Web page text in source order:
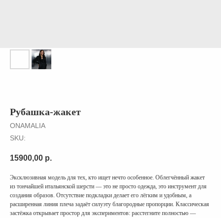
Рубашка-жакет
ONAMALIA
SKU:
15900,00 р.
Эксклюзивная модель для тех, кто ищет нечто особенное. Облегчённый жакет
из тончайшей итальянской шерсти — это не просто одежда, это инструмент для
создания образов. Отсутствие подкладки делает его лёгким и удобным, а
расширенная линия плеча задаёт силуэту благородные пропорции. Классическая
застёжка открывает простор для экспериментов: расстегните полностью —